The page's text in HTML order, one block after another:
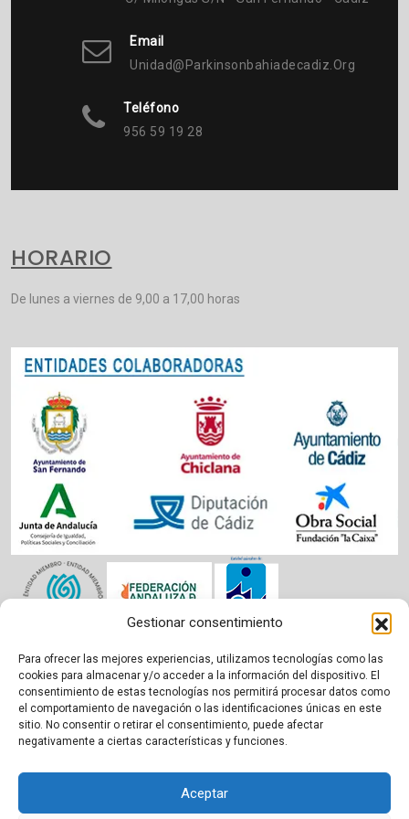
Gestionar consentimiento
Para ofrecer las mejores experiencias, utilizamos tecnologías como las
cookies para almacenar y/o acceder a la información del dispositivo. El
consentimiento de estas tecnologías nos permitirá procesar datos como
el comportamiento de navegación o las identificaciones únicas en este
sitio. No consentir o retirar el consentimiento, puede afectar
negativamente a ciertas características y funciones.
Aceptar
Email
Unidad@parkinsonbahiadecadiz.org
Teléfono
956 59 19 28
HORARIO
De lunes a viernes de 9,00 a 17,00 horas
Aviso legal|Política de cookies|Privacidad